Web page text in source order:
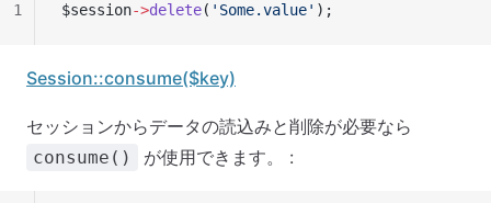
$session->delete( 'Some.value' );
1
Session::consume($key)
セッションからデータの読込みと削除が必要なら
consume() が使用できます。 :